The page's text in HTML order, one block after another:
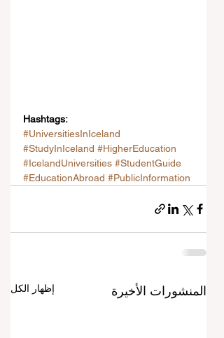
Hashtags:
#UniversitiesInIceland
#StudyInIceland #HigherEducation
#IcelandUniversities #StudentGuide
#EducationAbroad #PublicInformation
المنشورات الأخيرة إظهار الكل